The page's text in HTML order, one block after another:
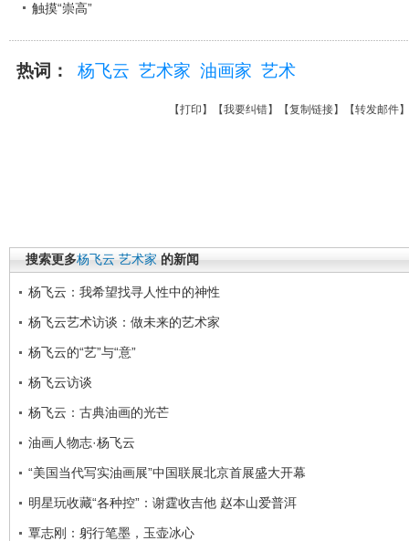
触摸“崇高”
热词： 杨飞云 艺术家 油画家 艺术
【打印 】【我要纠错】【复制链接】【转发邮件
搜索更多杨飞云 艺术家 的新闻
杨飞云：我希望找寻人性中的神性
杨飞云艺术访谈：做未来的艺术家
杨飞云的“艺”与“意”
杨飞云访谈
杨飞云：古典油画的光芒
油画人物志·杨飞云
“美国当代写实油画展”中国联展北京首展盛大开幕
明星玩收藏“各种控”：谢霆收吉他 赵本山爱普洱
覃志刚：躬行笔墨，玉壶冰心